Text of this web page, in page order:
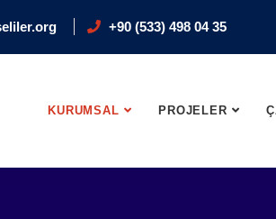
+90 (533) 498 04 35
KURUMSAL PROJELER